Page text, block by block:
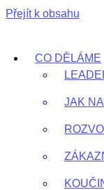
Přejít k obsahu
CO DĚLÁME
JAK